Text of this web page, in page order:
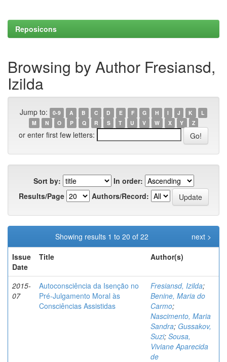
Reposicons
Browsing by Author Fresiansd,
Izilda
Jump to: 0-9 A B C D E F G H I J K
L
M
N O P Q R S T U V W X Y Z
or enter first few letters:
Sort by:
In order:
Results/Page
Authors/Record:
Showing results 1 to 20 of 22
next >
Issue
Date
Title Author(s)
2015-
07
Autoconsciência da Isenção no
Pré-Julgamento Moral às
Consciências Assistidas
Fresiansd, Izilda;
Benine, Maria do
Carmo;
Nascimento, Maria
Sandra; Gussakov,
Suzi; Sousa,
Viviane Aparecida
de